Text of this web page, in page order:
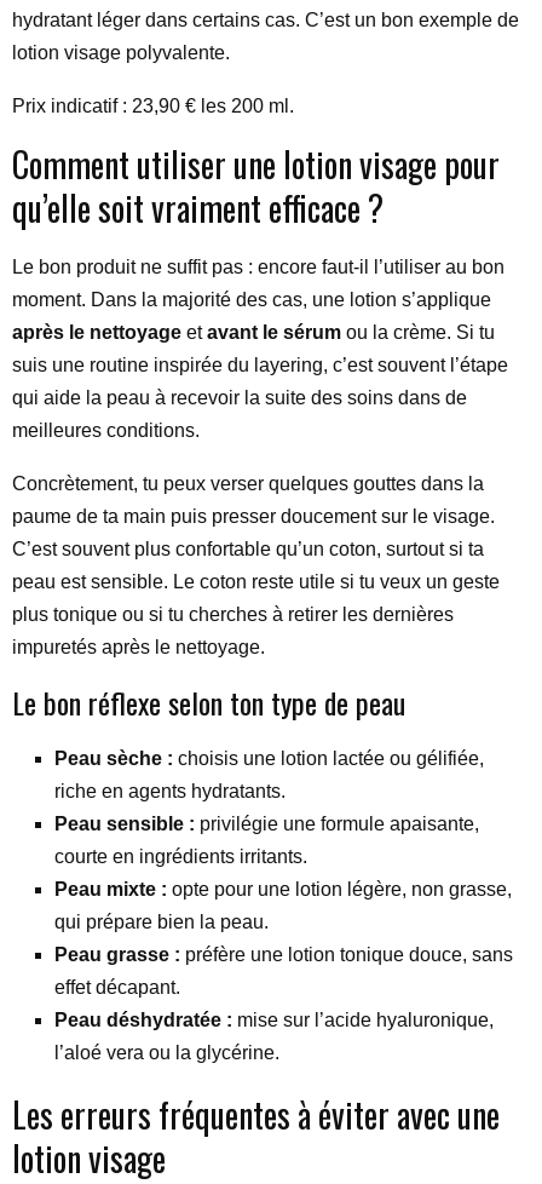
hydratant léger dans certains cas. C’est un bon exemple de
lotion visage polyvalente.
Prix indicatif : 23,90 € les 200 ml.
Comment utiliser une lotion visage pour
qu’elle soit vraiment efficace ?
Le bon produit ne suffit pas : encore faut-il l’utiliser au bon
moment. Dans la majorité des cas, une lotion s’applique
après le nettoyage etavant le sérum ou la crème. Si tu
suis une routine inspirée du layering, c’est souvent l’étape
qui aide la peau à recevoir la suite des soins dans de
meilleures conditions.
Concrètement, tu peux verser quelques gouttes dans la
paume de ta main puis presser doucement sur le visage.
C’est souvent plus confortable qu’un coton, surtout si ta
peau est sensible. Le coton reste utile si tu veux un geste
plus tonique ou si tu cherches à retirer les dernières
impuretés après le nettoyage.
Le bon réflexe selon ton type de peau
Peau sèche : choisis une lotion lactée ou gélifiée,
riche en agents hydratants.
Peau sensible : privilégie une formule apaisante,
courte en ingrédients irritants.
Peau mixte : opte pour une lotion légère, non grasse,
qui prépare bien la peau.
Peau grasse : préfère une lotion tonique douce, sans
effet décapant.
Peau déshydratée : mise sur l’acide hyaluronique,
l’aloé vera ou la glycérine.
Les erreurs fréquentes à éviter avec une
lotion visage